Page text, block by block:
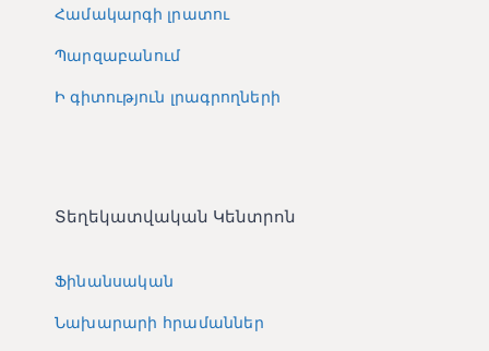
Համակարգի լրատու
Պարզաբանում
Ի գիտություն լրագրողների
Տեղեկատվական Կենտրոն
Ֆինանսական
Նախարարի հրամաններ